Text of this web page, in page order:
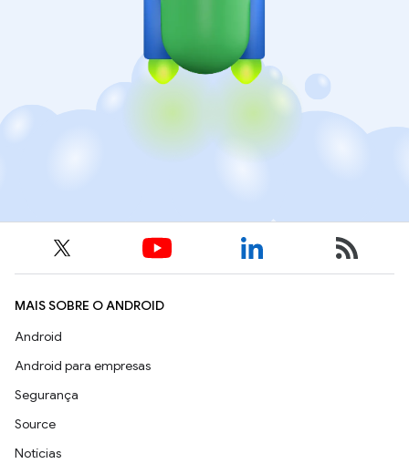
MAIS SOBRE O ANDROID
Android
Android para empresas
Segurança
Source
Notícias